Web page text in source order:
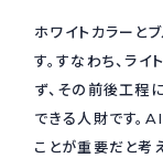
製品＆サービス
研究開発 R&D
ホワイトカラーと
す。すなわち、ラ
ず、その前後工程
できる人財です。
ことが重要だと考